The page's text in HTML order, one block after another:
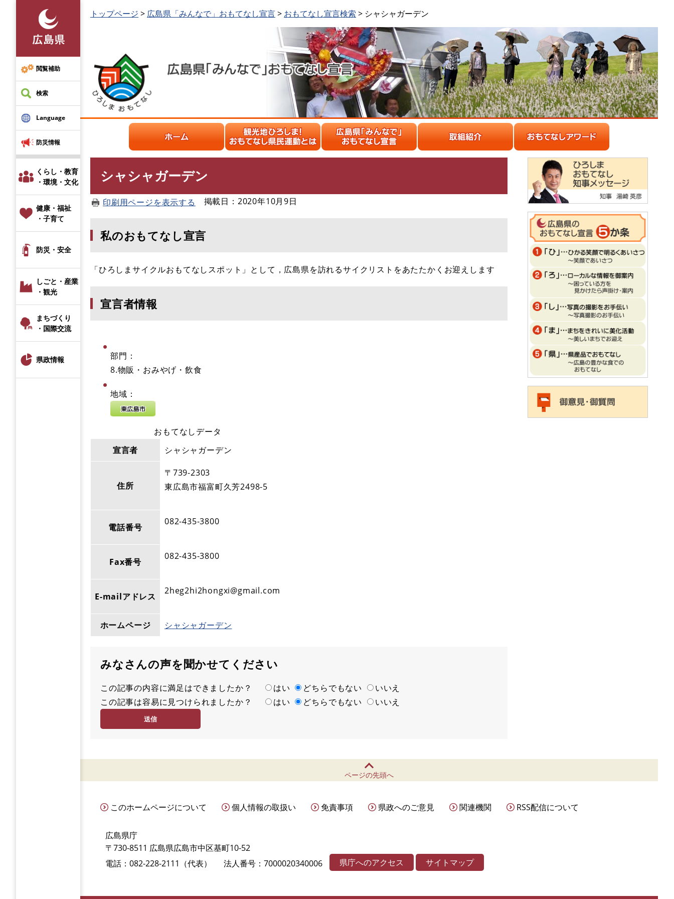
先
頭
で
す
む
閲覧補助
検索
Language
防災情報
くらし・教育
・環境・文化
健康・福祉
・子育て
防災・安全
しごと・産業
・観光
まちづくり
・国際交流
県政情報
トップページ > 広島県「みんなで」おもてなし宣言> おもてなし宣言検索 > シャシャガーデン
シャシャガーデン
印刷用ページを表示する 掲載日：2020年10月9日
私のおもてなし宣言
「ひろしまサイクルおもてなしスポット」として，広島県を訪れるサイクリストをあたたかくお迎えします
宣言者情報
部門：
8.物販・おみやげ・飲食
地域：
おもてなしデータ
宣言者
シャシャガーデン
住所
〒739-2303
東広島市福富町久芳2498-5
電話番号
082-435-3800
Fax番号
082-435-3800
E-mailアドレス
2heg2hi2hongxi@gmail.com
ホームページ シャシャガーデン
みなさんの声を聞かせてください
満
足
この記事の内容に満足はできましたか？ はい どちらでもない
いいえ
容
度
この記事は容易に見つけられましたか？ はい どちらでもない いいえ
ページの先頭へ
このホームページについて 個人情報の取扱い 免責事項 県政へのご意見 関連機関 RSS配信について
広島県庁
〒730-8511 広島県広島市中区基町10-52
電話：082-228-2111（代表）
法人番号：7000020340006 県庁へのアクセス サイトマップ